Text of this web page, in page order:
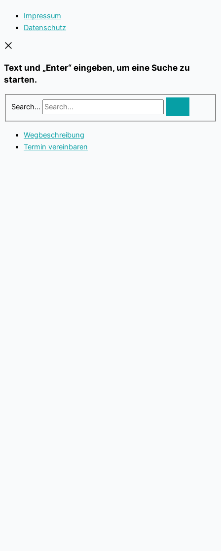
Impressum
Datenschutz
Text und „Enter“ eingeben, um eine Suche zu
starten.
Search...
Wegbeschreibung
Termin vereinbaren